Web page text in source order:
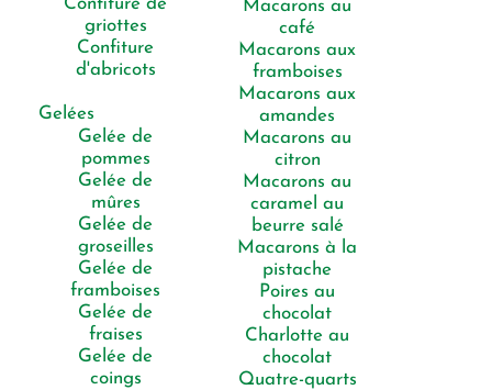
Confiture de
griottes
Confiture
d'abricots
Gelées
Gelée de
pommes
Gelée de
mûres
Gelée de
groseilles
Gelée de
framboises
Gelée de
fraises
Gelée de
coings
Macarons au
café
Macarons aux
framboises
Macarons aux
amandes
Macarons au
citron
Macarons au
caramel au
beurre salé
Macarons à la
pistache
Poires au
chocolat
Charlotte au
chocolat
Quatre-quarts